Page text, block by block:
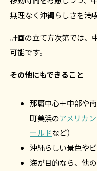
無理なく沖縄らしさを満
計画の立て方次第では、
可能です。
その他にもできること
那覇中心＋中部や
町美浜のアメリカ
ールドなど）
沖縄らしい景色や
海が目的なら、他